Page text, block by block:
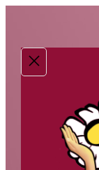
содержимому